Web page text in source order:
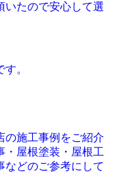
いたので安心して選
。
の施工事例をご紹介
・屋根塗装・屋根工
などのご参考にして